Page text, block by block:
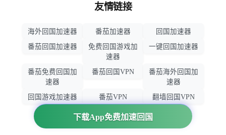
下载App免费加速回国
友情链接
海外回国加速器 番茄加速器
回国加速器
番茄回国加速器
免费回国游戏加
速器
一键回国加速器
番茄免费回国加
速器
番茄回国VPN
番茄海外回国加
速器
回国游戏加速器
番茄VPN
翻墙回国VPN
归雁加速器
回国VPN推荐